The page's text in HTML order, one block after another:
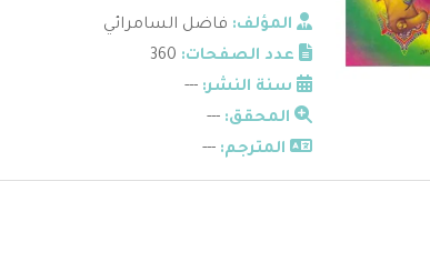
المؤلف: فاضل السامرائي
عدد الصفحات:
سنة النشر: ---
المحقق: ---
المترجم: ---